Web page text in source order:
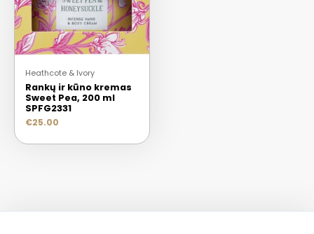
Heathcote & Ivory
Rankų ir kūno kremas
Sweet Pea, 200 ml
SPFG2331
€25.00